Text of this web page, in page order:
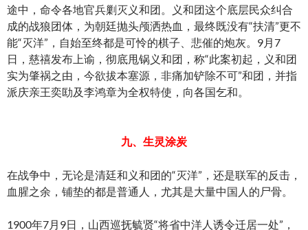
途中，命令各地官兵剿灭义和团。义和团这个底层民众纠合
成的战狼团体，为朝廷抛头颅洒热血，最终既没有“扶清”更不
能“灭洋”，自始至终都是可怜的棋子、悲催的炮灰。9月7
日，慈禧发布上谕，彻底甩锅义和团，称“此案初起，义和团
实为肇祸之由，今欲拔本塞源，非痛加铲除不可”和团，并指
派庆亲王奕劻及李鸿章为全权特使，向各国乞和。
九、生灵涂炭
在战争中，无论是清廷和义和团的“灭洋”，还是联军的反击，
血腥之余，铺垫的都是普通人，尤其是大量中国人的尸骨。
1900年7月9日，山西巡抚毓贤“将省中洋人诱令迁居一处”，